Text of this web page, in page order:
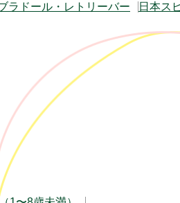
ラドール・レトリーバー 日本ス